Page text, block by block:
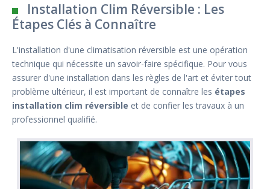
Installation Clim Réversible : Les
Étapes Clés à Connaître
L'installation d'une climatisation réversible est une opération
technique qui nécessite un savoir-faire spécifique. Pour vous
assurer d'une installation dans les règles de l'art et éviter tout
problème ultérieur, il est important de connaître les étapes
installation clim réversible et de confier les travaux à un
professionnel qualifié.